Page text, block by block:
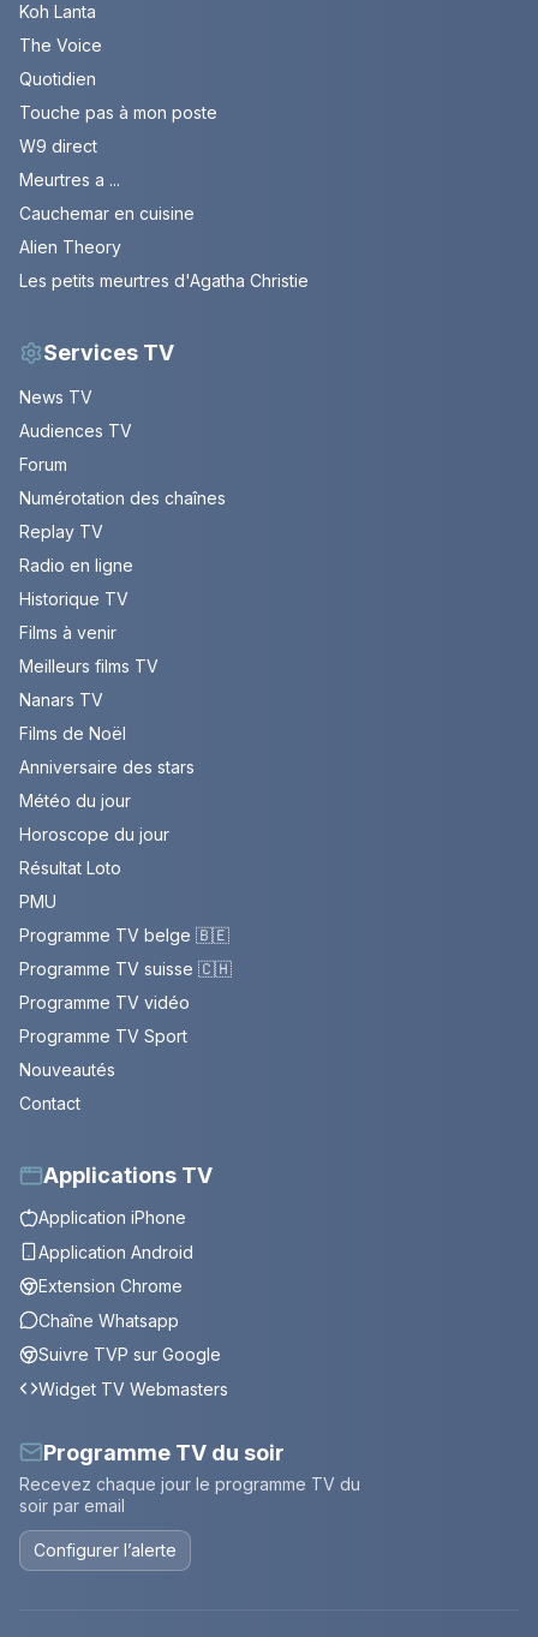
Koh Lanta
The Voice
Quotidien
Touche pas à mon poste
W9 direct
Meurtres a ...
Cauchemar en cuisine
Alien Theory
Les petits meurtres d'Agatha Christie
Services TV
News TV
Audiences TV
Forum
Numérotation des chaînes
Replay TV
Radio en ligne
Historique TV
Films à venir
Meilleurs films TV
Nanars TV
Films de Noël
Anniversaire des stars
Météo du jour
Horoscope du jour
Résultat Loto
PMU
Programme TV belge 🇧🇪
Programme TV suisse 🇨🇭
Programme TV vidéo
Programme TV Sport
Nouveautés
Contact
Applications TV
Application iPhone
Application Android
Extension Chrome
Chaîne Whatsapp
Suivre TVP sur Google
Widget TV Webmasters
Programme TV du soir
Recevez chaque jour le programme TV du
soir par email
Configurer l’alerte